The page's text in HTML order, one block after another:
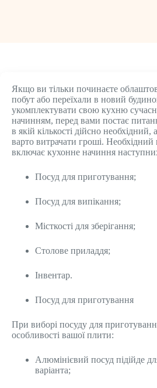
Якщо ви тільки починаєте
побут або переїхали в новий
укомплектувати свою кухню
начинням, перед вами постає
в якій кількості дійсно необхідний,
варто витрачати гроші. Необхідний
включає кухонне начиння
Посуд для приготування;
Посуд для випікання;
Місткості для зберігання;
Столове приладдя;
Інвентар.
Посуд для приготування
При виборі посуду для
особливості вашої плити:
Алюмінієвий посуд підійде
варіанта;